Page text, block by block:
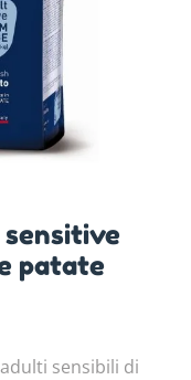
patate
sensibili di